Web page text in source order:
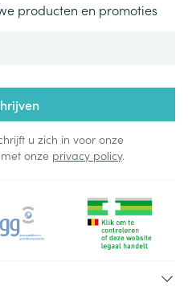
producten en promoties
u zich in voor onze
onze privacy policy.